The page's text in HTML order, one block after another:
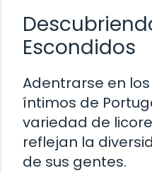
Escondidos
Adentrarse en
íntimos de
variedad de
reflejan la
de sus gentes.